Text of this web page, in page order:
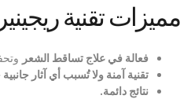
مميزات تقنية
فعالة في علاج تساقط الشعر
تقنية آمنة ولا تُسبب أي آثار
نتائج دائمة.